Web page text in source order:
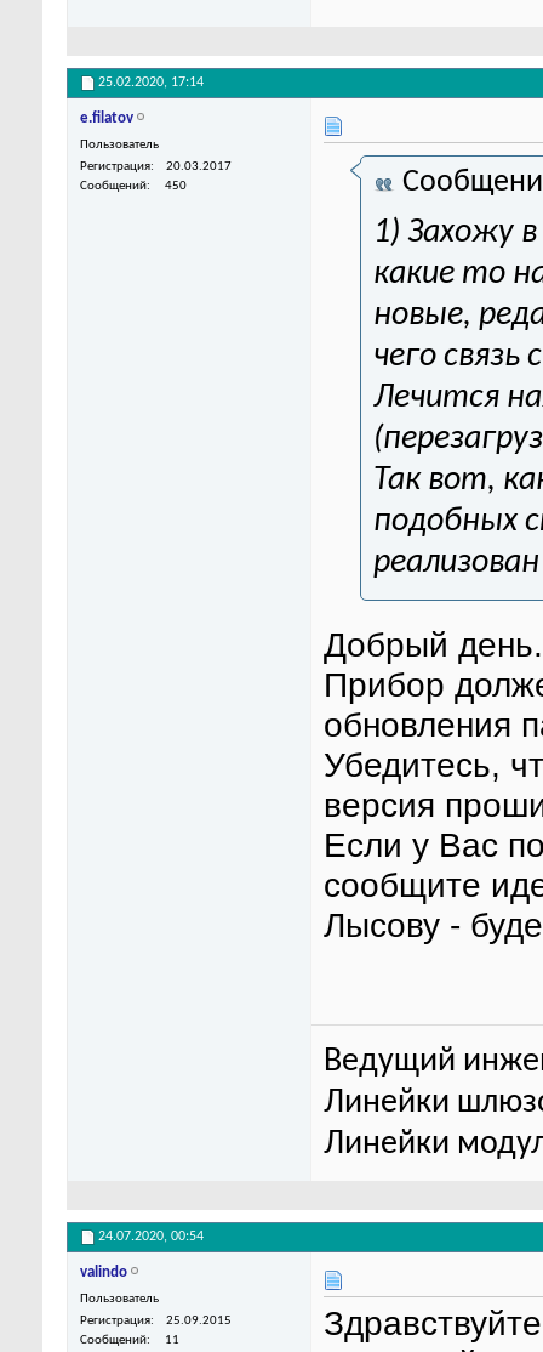
25.02.2020, 17:14
e.filatov
Пользователь
Регистрация
20.03.2017
Сообщений
450
1) Захожу
какие то
новые,
чего
Лечится
Так вот,
подобных
Добрый день.
Прибор
обновления
Убедитесь,
версия
Если у Вас
сообщите
Лысову -
Ведущий
Линейки
Линейки
24.07.2020, 00:54
valindo
Пользователь
Регистрация
25.09.2015
Сообщений
11